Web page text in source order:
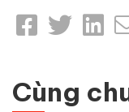
Cùng